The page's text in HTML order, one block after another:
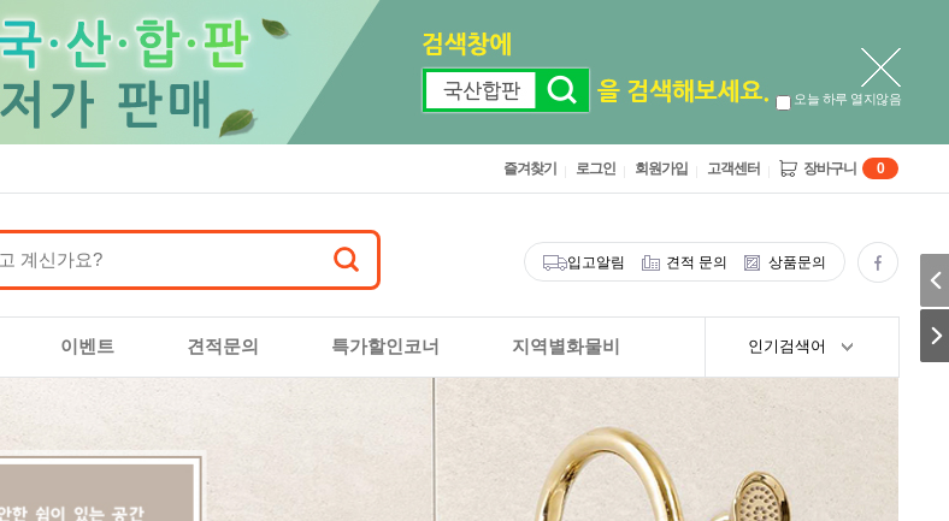
오늘 하루 열지않음
즐겨찾기 로그인 회원가입 고객센터 장바구니 0
입고알림 견적 문의 상품문의
이벤트 견적문의 특가할인코너 지역별화물비 인기검색어